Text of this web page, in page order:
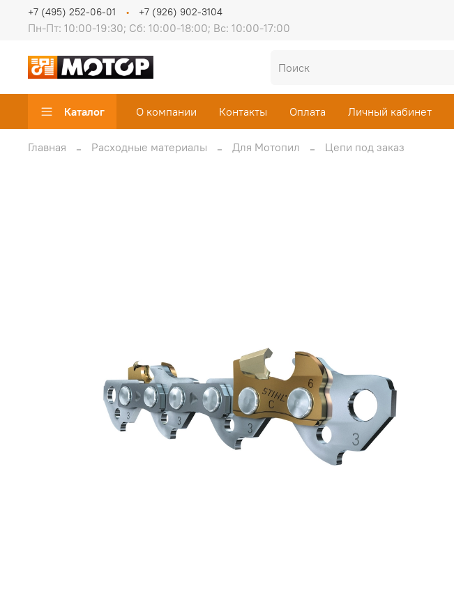
Пн-Пт: 10:00-19:30; Сб: 10:00-18:00; Вс: 10:00-17:00
+7 (495) 252-06-01 +7 (926) 902-3104
Каталог О компании Контакты Оплата Личный кабинет
Главная Расходные материалы Для Мотопил Цепи под заказ